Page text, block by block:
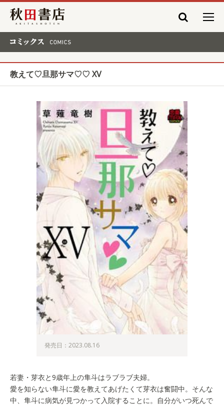
秋田書店
教えて♡旦那サマ♡♡ XV
発売日：2023.08.16
若妻・芽衣と9歳年上の隼斗はラブラブ夫婦。
愛を知らない隼斗に愛を教えてあげたくて芽衣は奮闘中。そんな
中、隼斗に病気が見つかって入院することに。自分がいつ死んで